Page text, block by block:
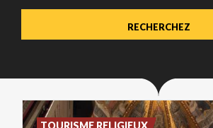
TOURISME RELIGIEUX